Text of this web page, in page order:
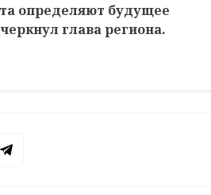
определяют будущее
глава региона.